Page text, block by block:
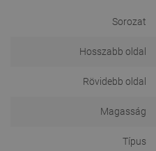
Sorozat
Hosszabb oldal
Rövidebb oldal
Magasság
Típus